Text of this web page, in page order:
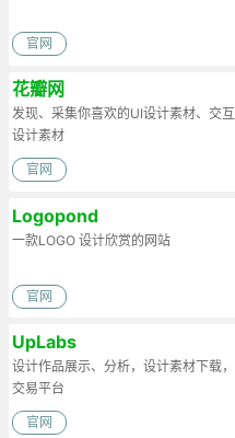
官网
花瓣网
发现、采集你喜欢的UI设计素材、交互
设计素材
官网
Logopond
一款LOGO 设计欣赏的网站
官网
UpLabs
设计作品展示、分析，设计素材下载，
交易平台
官网